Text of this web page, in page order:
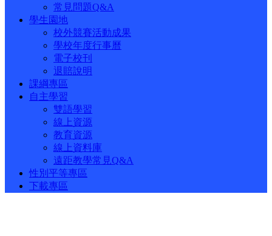
常見問題Q&A
學生園地
校外競賽活動成果
學校年度行事曆
電子校刊
退賠說明
課綱專區
自主學習
雙語學習
線上資源
教育資源
線上資料庫
遠距教學常見Q&A
性別平等專區
下載專區